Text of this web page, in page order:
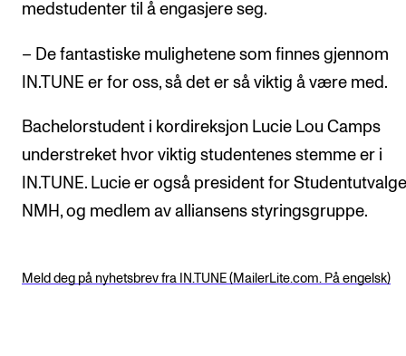
medstudenter til å engasjere seg.
– De fantastiske mulighetene som finnes gjennom
IN.TUNE er for oss, så det er så viktig å være med.
Bachelorstudent i kordireksjon Lucie Lou Camps
understreket hvor viktig studentenes stemme er i
IN.TUNE. Lucie er også president for
NMH, og medlem av alliansens styringsgruppe.
Meld deg på nyhetsbrev fra IN.TUNE (MailerLite.com. På engelsk)